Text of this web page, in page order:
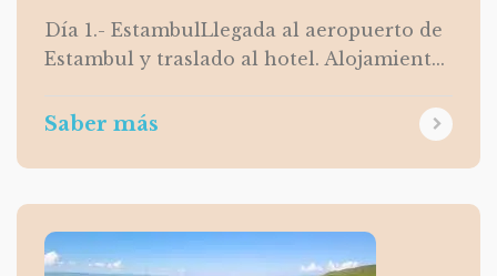
Día 1.- EstambulLlegada al aeropuerto de
Estambul y traslado al hotel. Alojamient...
Saber más